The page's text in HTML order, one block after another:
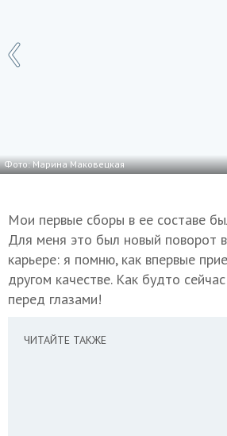
Фото: Марина Маковецкая
Мои первые сборы в ее составе
Для меня это был новый поворот
карьере: я помню, как впервые
другом качестве. Как будто
перед глазами!
ЧИТАЙТЕ ТАКЖЕ